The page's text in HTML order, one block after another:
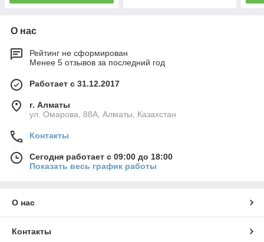
О нас
Рейтинг не сформирован
Менее 5 отзывов за последний год
Работает с 31.12.2017
г. Алматы
ул. Омарова, 88А, Алматы, Казахстан
Контакты
Сегодня работает с 09:00 до 18:00
Показать весь график работы
О нас
Контакты